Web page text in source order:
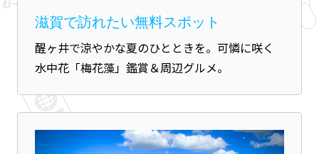
滋賀で訪れたい無料スポット
醒ヶ井で涼やかな夏のひとときを。可憐に咲く
水中花「梅花藻」鑑賞＆周辺グルメ。